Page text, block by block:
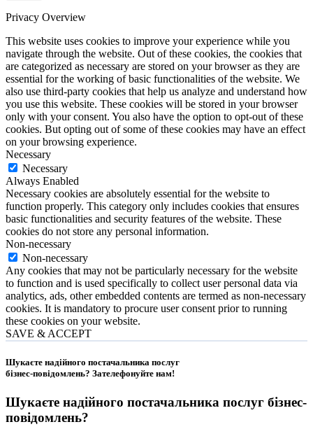
Privacy Overview
This website uses cookies to improve your experience while you
navigate through the website. Out of these cookies, the cookies that
are categorized as necessary are stored on your browser as they are
essential for the working of basic functionalities of the website. We
also use third-party cookies that help us analyze and understand how
you use this website. These cookies will be stored in your browser
only with your consent. You also have the option to opt-out of these
cookies. But opting out of some of these cookies may have an effect
on your browsing experience.
Necessary
Necessary
Always Enabled
Necessary cookies are absolutely essential for the website to
function properly. This category only includes cookies that ensures
basic functionalities and security features of the website. These
cookies do not store any personal information.
Non-necessary
Non-necessary
Any cookies that may not be particularly necessary for the website
to function and is used specifically to collect user personal data via
analytics, ads, other embedded contents are termed as non-necessary
cookies. It is mandatory to procure user consent prior to running
these cookies on your website.
SAVE & ACCEPT
Шукаєте надійного постачальника послуг
бізнес-повідомлень? Зателефонуйте нам!
Шукаєте надійного постачальника послуг бізнес-
повідомлень?